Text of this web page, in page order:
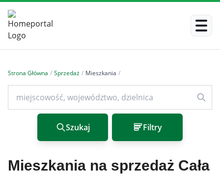
Strona Główna / Sprzedaż / Mieszkania /
Szukaj Filtry
Mieszkania na sprzedaż Cała